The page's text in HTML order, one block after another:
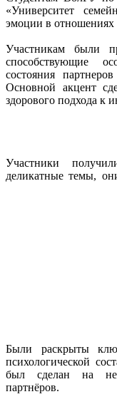
«Университет
эмоции в
Участникам были
способствующие
состояния
Основной акцент
здорового подхода к
Участники
деликатные темы,
Были раскрыты
психологической
был сделан на
партнёров.